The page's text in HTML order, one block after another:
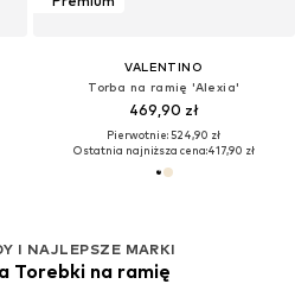
I NAJLEPSZE MARKI
Torebki na ramię
VALENTINO
Torba na ramię 'Alexia'
469,90 zł
Pierwotnie: 524,90 zł
Ostatnia najniższa cena:417,90 zł